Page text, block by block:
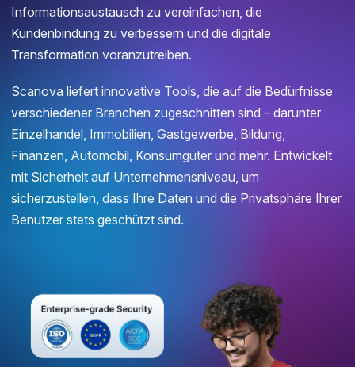
Informationsaustausch zu vereinfachen, die
Kundenbindung zu verbessern und die digitale
Transformation voranzutreiben.
Scanova liefert innovative Tools, die auf die Bedürfnisse
verschiedener Branchen zugeschnitten sind – darunter
Einzelhandel, Immobilien, Gastgewerbe, Bildung,
Finanzen, Automobil, Konsumgüter und mehr. Entwickelt
mit Sicherheit auf Unternehmensniveau, um
sicherzustellen, dass Ihre Daten und die Privatsphäre Ihrer
Benutzer stets geschützt sind.